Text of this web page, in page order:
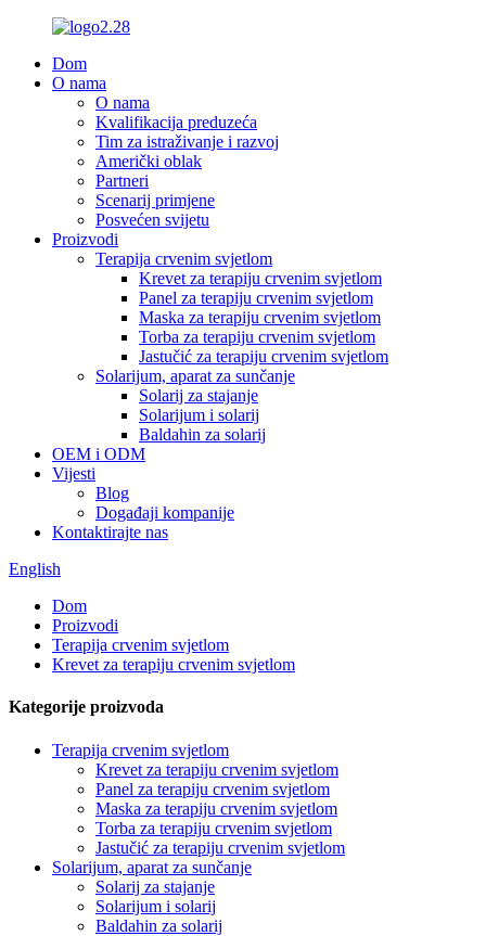
Dom
O nama
O nama
Kvalifikacija preduzeća
Tim za istraživanje i razvoj
Američki oblak
Partneri
Scenarij primjene
Posvećen svijetu
Proizvodi
Terapija crvenim svjetlom
Krevet za terapiju crvenim svjetlom
Panel za terapiju crvenim svjetlom
Maska za terapiju crvenim svjetlom
Torba za terapiju crvenim svjetlom
Jastučić za terapiju crvenim svjetlom
Solarijum, aparat za sunčanje
Solarij za stajanje
Solarijum i solarij
Baldahin za solarij
OEM i ODM
Vijesti
Blog
Događaji kompanije
Kontaktirajte nas
English
Dom
Proizvodi
Terapija crvenim svjetlom
Krevet za terapiju crvenim svjetlom
Kategorije proizvoda
Terapija crvenim svjetlom
Krevet za terapiju crvenim svjetlom
Panel za terapiju crvenim svjetlom
Maska za terapiju crvenim svjetlom
Torba za terapiju crvenim svjetlom
Jastučić za terapiju crvenim svjetlom
Solarijum, aparat za sunčanje
Solarij za stajanje
Solarijum i solarij
Baldahin za solarij